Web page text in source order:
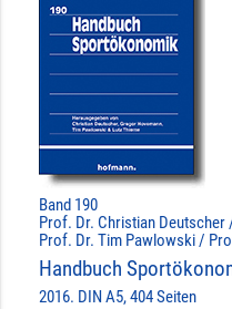
Band 190
Prof. Dr. Christian
Prof. Dr. Tim Pawlowski /
Handbuch
2016. DIN A5, 404 Seiten